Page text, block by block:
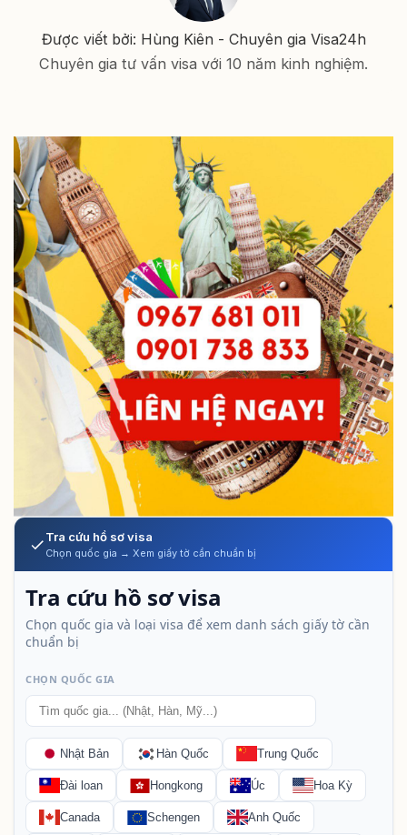
Được viết bởi: Hùng Kiên - Chuyên gia Visa24h
Chuyên gia tư vấn visa với 10 năm kinh nghiệm.
Tra cứu hồ sơ visa
Chọn quốc gia → Xem giấy tờ cần chuẩn bị